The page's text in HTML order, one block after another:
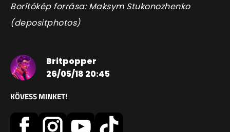
Borítókép forrása: Maksym Stukonozhenko
(depositphotos)
Britpopper
26/05/18 20:45
KÖVESS MINKET!